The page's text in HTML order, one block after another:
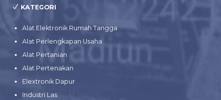
KATEGORI
Alat Elektronik Rumah Tangga
Alat Perlengkapan Usaha
Alat Pertanian
Alat Pertenakan
Elextronik Dapur
Industri Las